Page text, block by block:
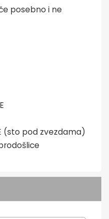
posebno i ne
(sto pod zvezdama)